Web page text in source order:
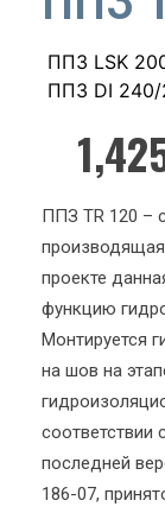
ППЗ LSK
ППЗ DI 240/
ППЗ TR 120 –
проекте
функцию
Монтируется
на шов на
последней
186-07,